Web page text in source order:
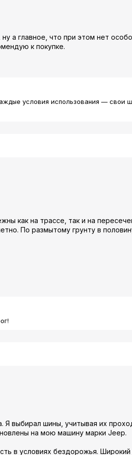
а главное, что при этом нет
к покупке.
условия использования — свои
как на трассе, так и на
По размытому грунту в
выбирал шины, учитывая их
на мою машину марки Jeep.
в условиях бездорожья. Широкий